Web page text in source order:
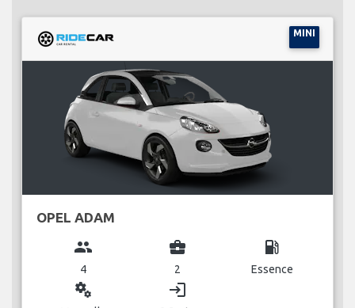
MINI
OPEL ADAM
group
4
business_center
2
local_gas_station
Essence
miscellaneous_services login